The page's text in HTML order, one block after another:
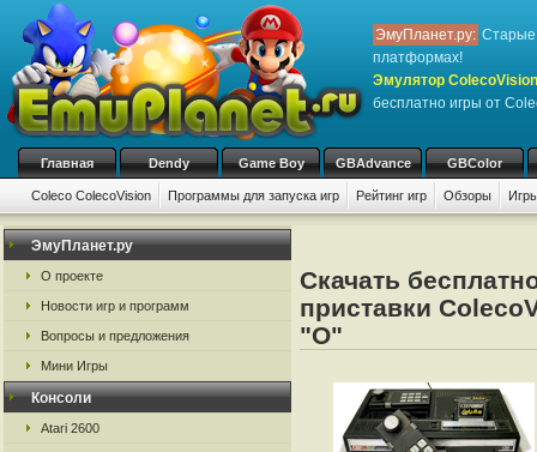
ЭмуПланет.ру: Старые
платформах!
Эмулятор
бесплатно игры от
Главная Dendy Game Boy GBAdvance GBColor
Coleco ColecoVision Программы для запуска игр Рейтинг игр Обзоры
ЭмуПланет.ру
О проекте
Новости игр и программ
Вопросы и предложения
Мини Игры
Консоли
Atari 2600
Скачать
приставки
"O"